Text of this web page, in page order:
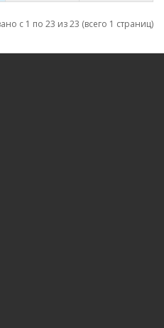
с 1 по 23 из 23 (всего 1 страниц)